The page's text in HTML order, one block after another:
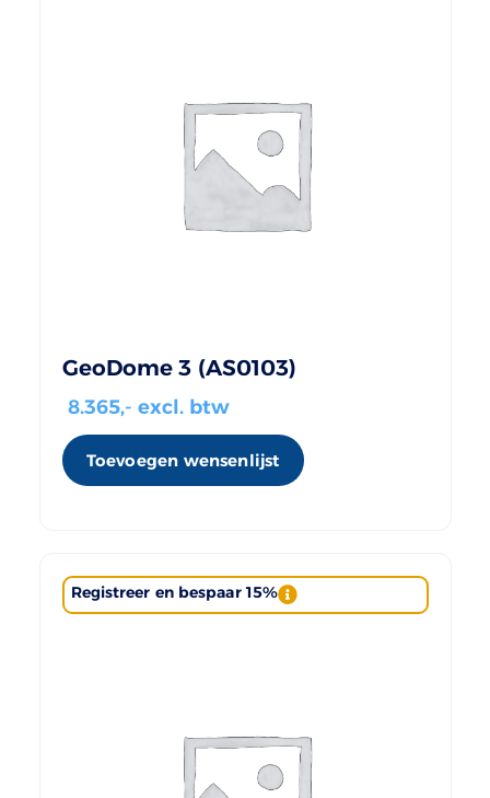
GeoDome 3 (AS0103)
8.365,- excl. btw
Toevoegen wensenlijst
Registreer en bespaar 15%